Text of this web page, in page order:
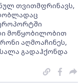
თვითმფრინავს,
მოწყობილობით
აღმოაჩინეს,
გადაჰქონდა